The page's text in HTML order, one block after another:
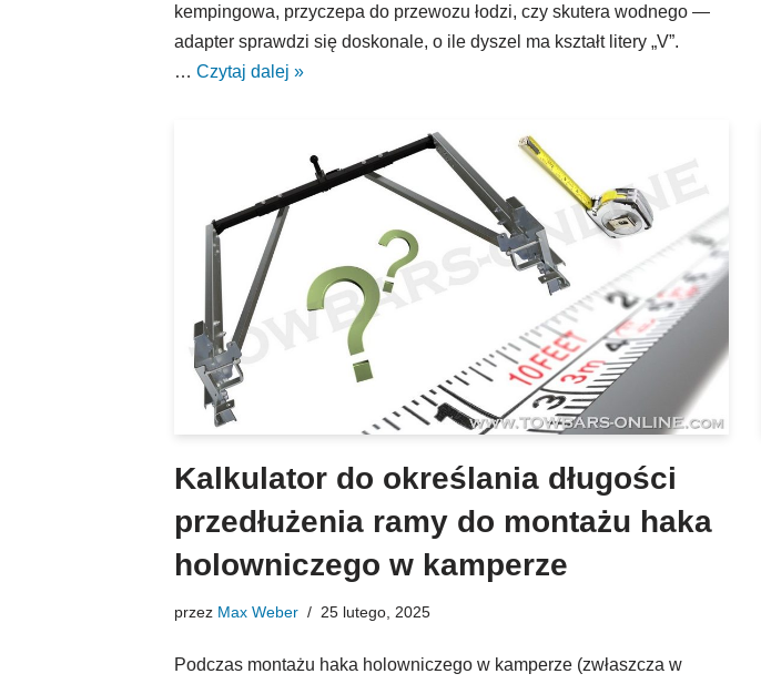
kempingowa, przyczepa do przewozu łodzi, czy skutera wodnego —
adapter sprawdzi się doskonale, o ile dyszel ma kształt litery „V”.
… Czytaj dalej »
Kalkulator do określania długości
przedłużenia ramy do montażu haka
holowniczego w kamperze
przez Max Weber 25 lutego, 2025
Podczas montażu haka holowniczego w kamperze (zwłaszcza w